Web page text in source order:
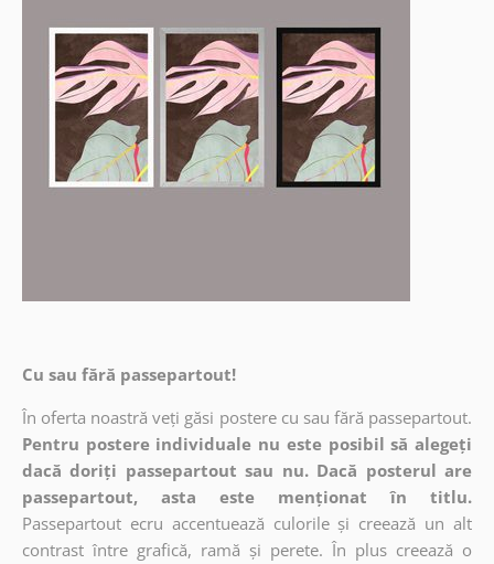
Cu sau fără passepartout!
În oferta noastră veți găsi postere cu sau fără passepartout.
Pentru postere individuale nu este posibil să alegeți
dacă doriți passepartout sau nu. Dacă posterul are
passepartout, asta este menționat în titlu.
Passepartout ecru accentuează culorile și creează un alt
contrast între grafică, ramă și perete. În plus creează o